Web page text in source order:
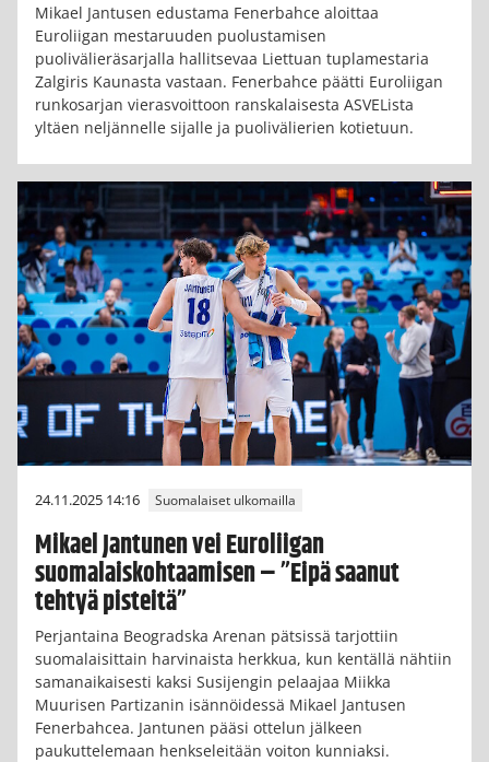
Mikael Jantusen edustama Fenerbahce aloittaa
Euroliigan mestaruuden puolustamisen
puolivälieräsarjalla hallitsevaa Liettuan tuplamestaria
Zalgiris Kaunasta vastaan. Fenerbahce päätti Euroliigan
runkosarjan vierasvoittoon ranskalaisesta ASVELista
yltäen neljännelle sijalle ja puolivälierien kotietuun.
24.11.2025 14:16 Suomalaiset ulkomailla
Mikael Jantunen vei Euroliigan
suomalaiskohtaamisen – ”Eipä saanut
tehtyä pisteitä”
Perjantaina Beogradska Arenan pätsissä tarjottiin
suomalaisittain harvinaista herkkua, kun kentällä nähtiin
samanaikaisesti kaksi Susijengin pelaajaa Miikka
Muurisen Partizanin isännöidessä Mikael Jantusen
Fenerbahcea. Jantunen pääsi ottelun jälkeen
paukuttelemaan henkseleitään voiton kunniaksi.